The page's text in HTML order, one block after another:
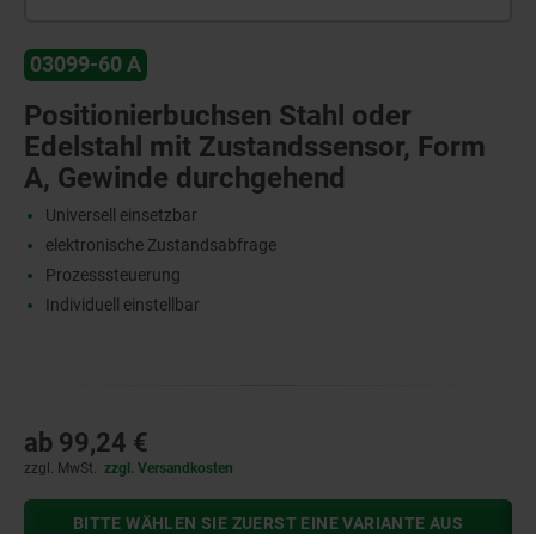
03099-60 A
Positionierbuchsen Stahl oder
Edelstahl mit Zustandssensor, Form
A, Gewinde durchgehend
Universell einsetzbar
elektronische Zustandsabfrage
Prozesssteuerung
Individuell einstellbar
ab 99,24 €
zzgl. MwSt. zzgl. Versandkosten
BITTE WÄHLEN SIE ZUERST EINE VARIANTE AUS